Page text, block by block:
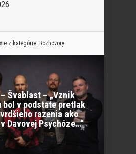
z kategórie: Rozhovory
Švablast – „Vznik
bol v podstate pretlak
razenia ako
Davovej Psychóze…“